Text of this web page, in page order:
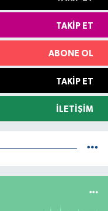
TAKIP ET
ABONE OL
TAKIP ET
İLETIŞIM